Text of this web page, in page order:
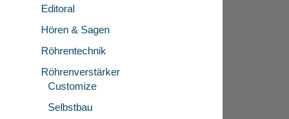
Editoral
Hören & Sagen
Röhrentechnik
Röhrenverstärker
Customize
Selbstbau